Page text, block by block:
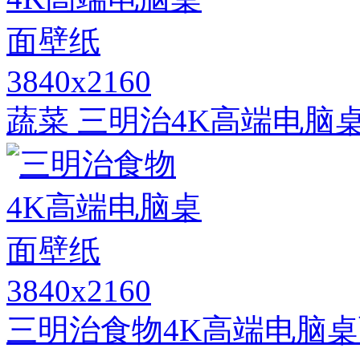
3840x2160
蔬菜 三明治4K高端电脑
3840x2160
三明治食物4K高端电脑